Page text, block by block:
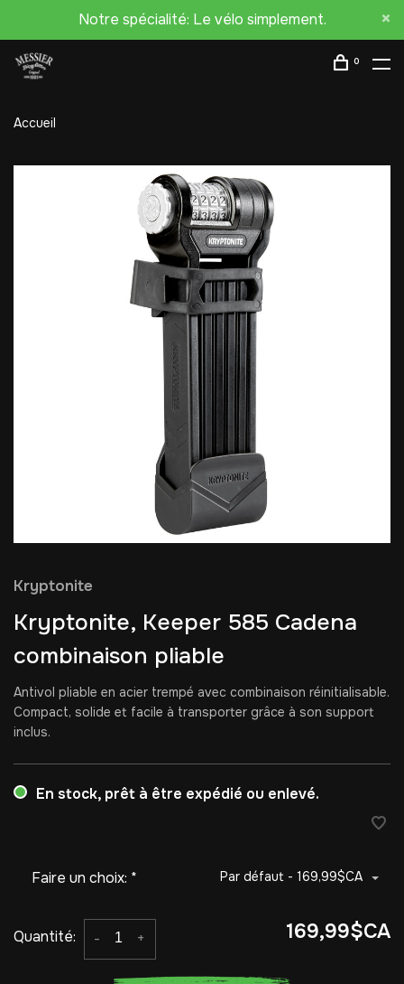
Notre spécialité: Le vélo simplement.
0
Accueil
Kryptonite
Kryptonite, Keeper 585 Cadena
combinaison pliable
Antivol pliable en acier trempé avec combinaison réinitialisable.
Compact, solide et facile à transporter grâce à son support
inclus.
En stock, prêt à être expédié ou enlevé.
Faire un choix: * Par défaut - 169,99$CA
Quantité: +
- 169,99$CA